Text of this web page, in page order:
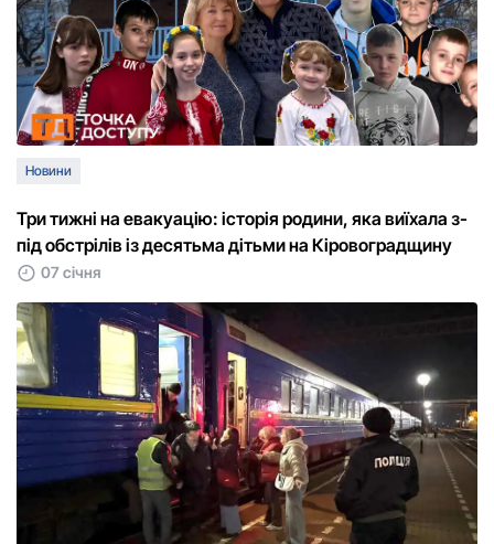
Новини
Три тижні на евакуацію: історія родини, яка виїхала з-
під обстрілів із десятьма дітьми на Кіровоградщину
07 січня